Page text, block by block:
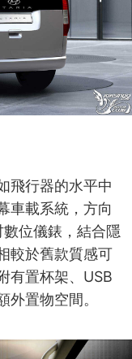
飛行器的水平中
車載系統，方向
位儀錶，結合隱
較於舊款質感可
有置杯架、USB
置物空間。